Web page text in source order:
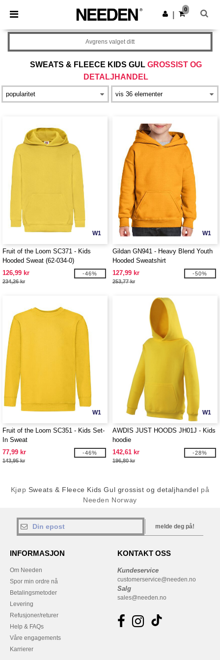
× Needen-app
Bedre priser i appen!
Last ned app
0
SWEATS & FLEECE KIDS GUL GROSSIST OG
DETALJHANDEL
Avgrens valget ditt
W1
Fruit of the Loom SC371 - Kids
Hooded Sweat (62-034-0)
126,99 kr
234,26 kr
-46%
W1
Gildan GN941 - Heavy Blend Youth
Hooded Sweatshirt
127,99 kr
253,77 kr
-50%
W1
Fruit of the Loom SC351 - Kids Set-
In Sweat
77,99 kr
143,95 kr
-46%
W1
AWDIS JUST HOODS JH01J - Kids
hoodie
142,61 kr
196,80 kr
-28%
Kjøp Sweats & Fleece Kids Gul grossist og detaljhandel på
Needen Norway
melde deg på!
INFORMASJON
Om Needen
Spor min ordre nå
Betalingsmetoder
Levering
Refusjoner/returer
Help & FAQs
Våre engagements
Karrierer
KONTAKT OSS
Kundeservice
customerservice@needen.no
Salg
sales@needen.no